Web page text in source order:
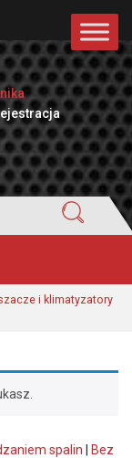
i klimatyzatory
spalin
Bez